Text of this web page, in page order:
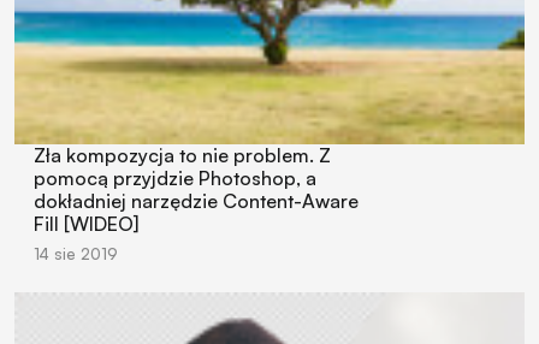
Zła kompozycja to nie problem. Z
pomocą przyjdzie Photoshop, a
dokładniej narzędzie Content-Aware
Fill [WIDEO]
14 sie 2019